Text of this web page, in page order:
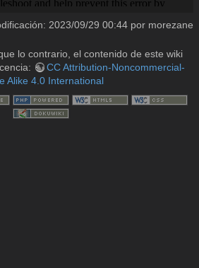
2023/09/29 00:44 por morezane
lo contrario, el contenido de este wiki
CC Attribution-Noncommercial-
Alike 4.0 International